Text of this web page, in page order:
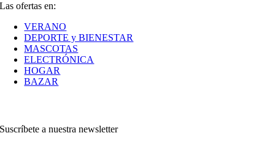
Las ofertas en:
VERANO
DEPORTE y BIENESTAR
MASCOTAS
ELECTRÓNICA
HOGAR
BAZAR
Suscríbete a nuestra newsletter